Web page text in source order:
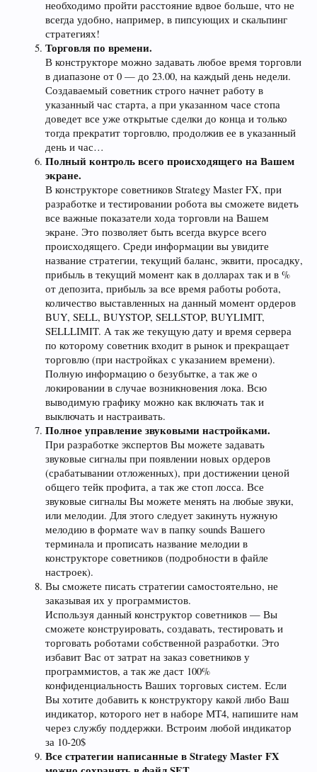
необходимо пройти расстояние вдвое больше, что не
всегда удобно, например, в пипсующих и скальпинг
стратегиях!
Торговля по времени.
В конструкторе можно задавать любое время торговли
в диапазоне от 0 — до 23.00, на каждый день недели.
Создаваемый советник строго начнет работу в
указанный час старта, а при указанном часе стопа
доведет все уже открытые сделки до конца и только
тогда прекратит торговлю, продолжив ее в указанный
день и час…
Полный контроль всего происходящего на Вашем
экране.
В конструкторе советников Strategy Master FX, при
разработке и тестировании робота вы сможете видеть
все важные показатели хода торговли на Вашем
экране. Это позволяет быть всегда вкурсе всего
происходящего. Среди информации вы увидите
название стратегии, текущий баланс, эквити, просадку,
прибыль в текущий момент как в долларах так и в %
от депозита, прибыль за все время работы робота,
количество выставленных на данный момент ордеров
BUY, SELL, BUYSTOP, SELLSTOP, BUYLIMIT,
SELLLIMIT. А так же текущую дату и время сервера
по которому советник входит в рынок и прекращает
торговлю (при настройках с указанием времени).
Полную информацию о безубытке, а так же о
локировании в случае возникновения лока. Всю
выводимую графику можно как включать так и
выключать и настраивать.
Полное управление звуковыми настройками.
При разработке экспертов Вы можете задавать
звуковые сигналы при появлении новых ордеров
(срабатывании отложенных), при достижении ценой
общего тейк профита, а так же стоп лосса. Все
звуковые сигналы Вы можете менять на любые звуки,
или мелодии. Для этого следует закинуть нужную
мелодию в формате wav в папку sounds Вашего
терминала и прописать название мелодии в
конструкторе советников (подробности в файле
настроек).
Вы сможете писать стратегии самостоятельно, не
заказывая их у программистов.
Используя данный конструктор советников — Вы
сможете конструировать, создавать, тестировать и
торговать роботами собственной разработки. Это
избавит Вас от затрат на заказ советников у
программистов, а так же даст 100%
конфиденциальность Ваших торговых систем. Если
Вы хотите добавить к конструктору какой либо Ваш
индикатор, которого нет в наборе МТ4, напишите нам
через службу поддержки. Встроим любой индикатор
за 10-20$
Все стратегии написанные в Strategy Master FX